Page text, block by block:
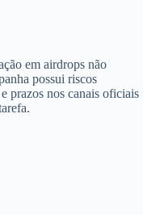
em airdrops não
possui riscos
prazos nos canais oficiais